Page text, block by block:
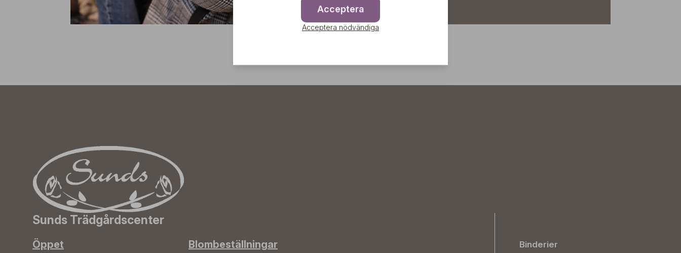
Sunds Trädgårdscenter
Öppet Blombeställningar
Binderier
Acceptera
Acceptera nödvändiga